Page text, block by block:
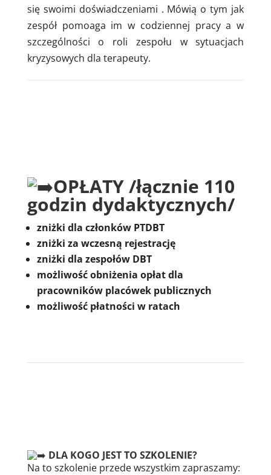
się swoimi doświadczeniami . Mówią o tym jak
zespół pomoaga im w codziennej pracy a w
szczególności o roli zespołu w sytuacjach
kryzysowych dla terapeuty.
OPŁATY /łącznie 110
godzin dydaktycznych/
zniżki dla członków PTDBT
zniżki za wczesną rejestrację
zniżki dla zespołów DBT
możliwość obniżenia opłat dla
pracowników placówek publicznych
możliwość płatności w ratach
DLA KOGO JEST TO SZKOLENIE?
Na to szkolenie przede wszystkim zapraszamy: